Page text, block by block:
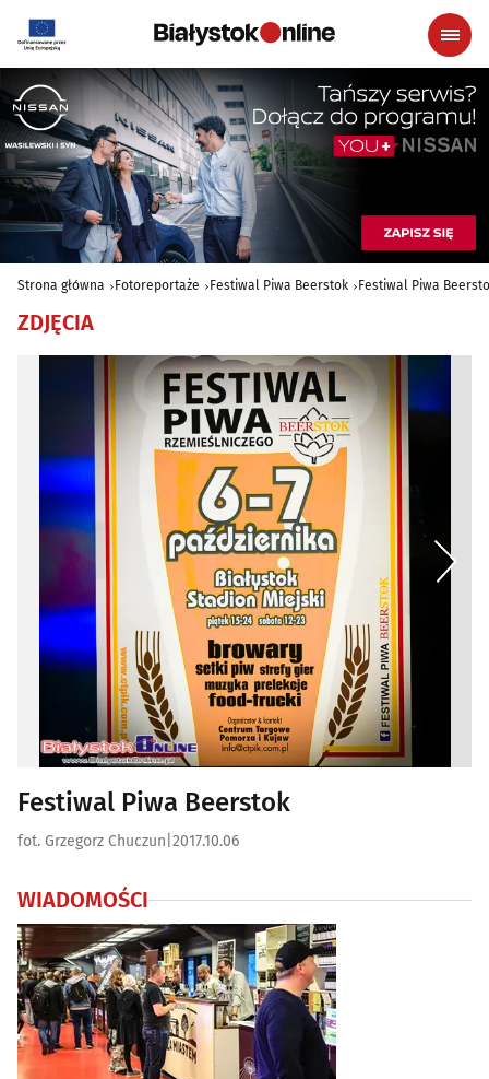
Strona główna Fotoreportaże Festiwal Piwa Beerstok Festiwal Piwa
ZDJĘCIA
Festiwal Piwa Beerstok
fot. Grzegorz Chuczun 2017.10.06
WIADOMOŚCI